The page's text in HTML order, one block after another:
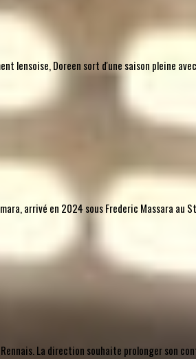
lensoise, Doreen sort d'une saison pleine
arrivé en 2024 sous Frederic Massara au
La direction souhaite prolonger son